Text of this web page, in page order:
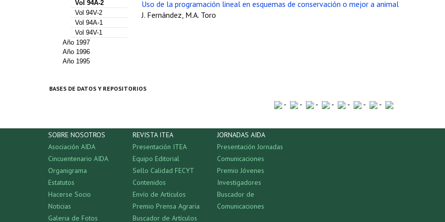
Vol 94A-2
Vol 94V-2
Vol 94A-1
Vol 94V-1
Año 1997
Año 1996
Año 1995
Uso de la programación lineal en esquemas de conservación o mejor a animal
J. Fernández, M.A. Toro
BASES DE DATOS Y REPOSITORIOS
- - - - - - -
SOBRE NOSOTROS
Asociación AIDA
Cincuentenario AIDA
Organigrama
Estatutos
Hacerse Socio
Noticias
Galeria de Fotos
REVISTA ITEA
Presentación ITEA
Equipo Editorial
Sello Calidad FECYT
Contenidos
Envío de Artículos
Premio Prensa Agraria
Buscador de Artículos
JORNADAS AIDA
Presentación Jornadas
Comunicaciones
Premio Jóvenes
Investigadores
Buscador de
Comunicaciones